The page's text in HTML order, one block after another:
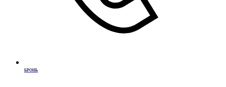
БРОНЬ